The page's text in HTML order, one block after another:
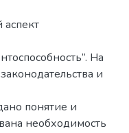
На
и
понятие и
необходимость